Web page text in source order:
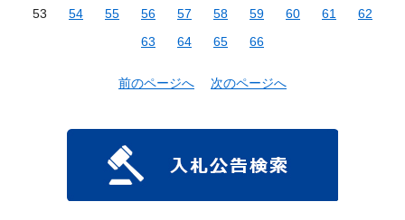
53
54 55 56 57 58 59 60 61
62
63
64 65 66
前のページへ 次のページへ